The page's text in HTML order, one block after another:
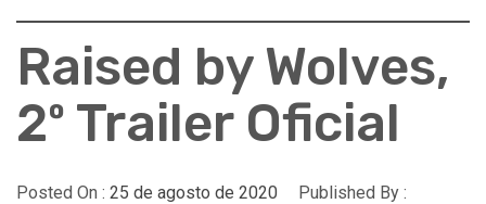
Raised by Wolves,
2º Trailer Oficial
Posted On : 25 de agosto de 2020
Published By :